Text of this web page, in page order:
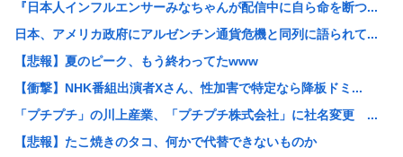
『日本人インフルエンサーみなちゃんが配信中に自ら命を断つ...
日本、アメリカ政府にアルゼンチン通貨危機と同列に語られて...
【悲報】夏のピーク、もう終わってたwww
【衝撃】NHK番組出演者Xさん、性加害で特定なら降板ドミ...
「プチプチ」の川上産業、「プチプチ株式会社」に社名変更 ...
【悲報】たこ焼きのタコ、何かで代替できないものか